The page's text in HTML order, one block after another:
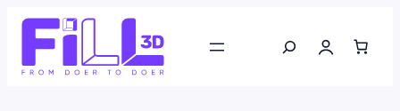
Saltar
contenido
Buscar